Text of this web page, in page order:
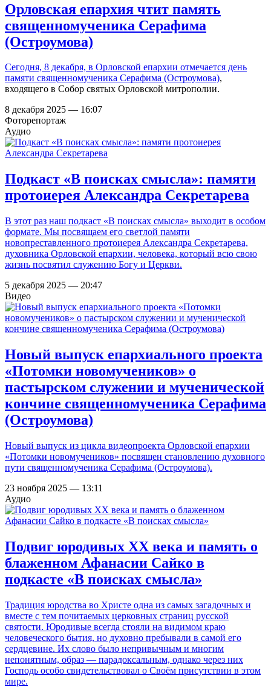
Орловская епархия чтит память
священномученика Серафима
(Остроумова)
Сегодня, 8 декабря, в Орловской епархии отмечается день
памяти священномученика Серафима (Остроумова),
входящего в Собор святых Орловской митрополии.
8 декабря 2025 — 16:07
Фоторепортаж
Аудио
Подкаст «В поисках смысла»: памяти
протоиерея Александра Секретарева
В этот раз наш подкаст «В поисках смысла» выходит в особом
формате. Мы посвящаем его светлой памяти
новопреставленного протоиерея Александра Секретарева,
духовника Орловской епархии, человека, который всю свою
жизнь посвятил служению Богу и Церкви.
5 декабря 2025 — 20:47
Видео
Новый выпуск епархиального проекта
«Потомки новомучеников» о
пастырском служении и мученической
кончине священномученика Серафима
(Остроумова)
Новый выпуск из цикла видеопроекта Орловской епархии
«Потомки новомучеников» посвящен становлению духовного
пути священномученика Серафима (Остроумова).
23 ноября 2025 — 13:11
Аудио
Подвиг юродивых ХХ века и память о
блаженном Афанасии Сайко в
подкасте «В поисках смысла»
Традиция юродства во Христе одна из самых загадочных и
вместе с тем почитаемых церковных страниц русской
святости. Юродивые всегда стояли на видимом краю
человеческого бытия, но духовно пребывали в самой его
сердцевине. Их слово было непривычным и многим
непонятным, образ — парадоксальным, однако через них
Господь особо свидетельствовал о Своём присутствии в этом
мире.